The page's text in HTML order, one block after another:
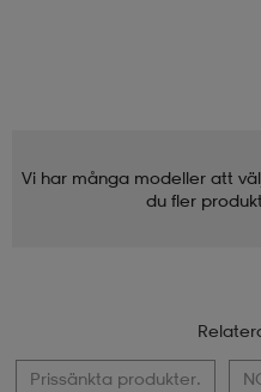
Vi har många modeller att
du fler
Prissänkta produkter.